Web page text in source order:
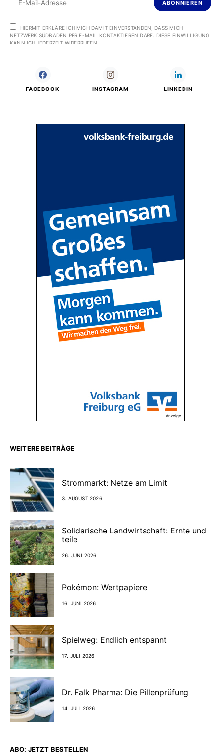
ABONNIEREN
HIERMIT ERKLÄRE ICH MICH DAMIT EINVERSTANDEN, DASS MICH
NETZWERK SÜDBADEN PER E-MAIL KONTAKTIEREN DARF. DIESE EINWILLIGUNG
KANN ICH JEDERZEIT WIDERRUFEN.
FACEBOOK INSTAGRAM LINKEDIN
Anzeige
WEITERE BEITRÄGE
Strommarkt: Netze am Limit
3. AUGUST 2026
Solidarische Landwirtschaft: Ernte und
teile
26. JUNI 2026
Pokémon: Wertpapiere
16. JUNI 2026
Spielweg: Endlich entspannt
17. JULI 2026
Dr. Falk Pharma: Die Pillenprüfung
14. JULI 2026
ABO: JETZT BESTELLEN